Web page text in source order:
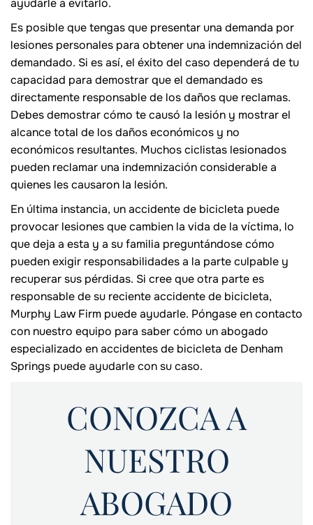
ayudarle a evitarlo.
Es posible que tengas que presentar una demanda por
lesiones personales para obtener una indemnización del
demandado. Si es así, el éxito del caso dependerá de tu
capacidad para demostrar que el demandado es
directamente responsable de los daños que reclamas.
Debes demostrar cómo te causó la lesión y mostrar el
alcance total de los daños económicos y no
económicos resultantes. Muchos ciclistas lesionados
pueden reclamar una indemnización considerable a
quienes les causaron la lesión.
En última instancia, un accidente de bicicleta puede
provocar lesiones que cambien la vida de la víctima, lo
que deja a esta y a su familia preguntándose cómo
pueden exigir responsabilidades a la parte culpable y
recuperar sus pérdidas. Si cree que otra parte es
responsable de su reciente accidente de bicicleta,
Murphy Law Firm puede ayudarle. Póngase en contacto
con nuestro equipo para saber cómo un abogado
especializado en accidentes de bicicleta de Denham
Springs puede ayudarle con su caso.
CONOZCA A
NUESTRO
ABOGADO